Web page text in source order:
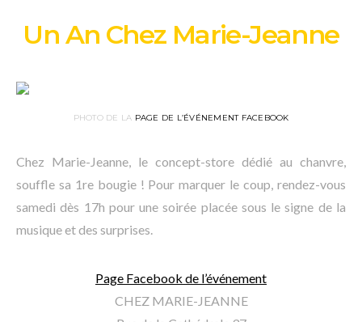
Un An Chez Marie-Jeanne
PHOTO DE LA PAGE DE L’ÉVÉNEMENT FACEBOOK
Chez Marie-Jeanne, le concept-store dédié au chanvre,
souffle sa 1re bougie ! Pour marquer le coup, rendez-vous
samedi dès 17h pour une soirée placée sous le signe de la
musique et des surprises.
Page Facebook de l’événement
CHEZ MARIE-JEANNE